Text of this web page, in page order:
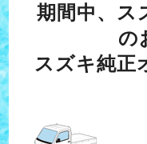
期間中、ス
の
スズキ純正